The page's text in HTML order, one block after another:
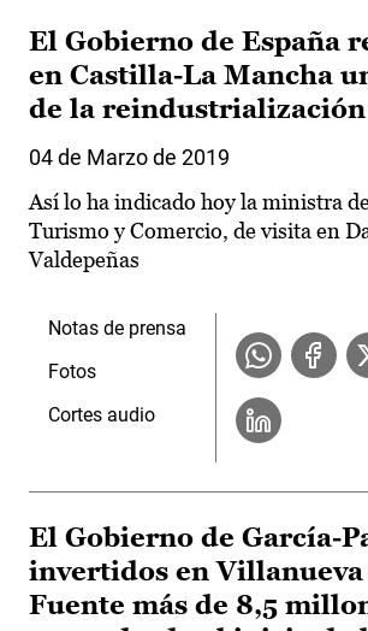
El Gobierno de España
en Castilla-La Mancha
de la
04 de Marzo de 2019
Así lo ha indicado hoy la ministra
Turismo y Comercio, de visita en
Valdepeñas
Notas de prensa
Fotos
Cortes audio
El Gobierno de García-
invertidos en Villanueva
Fuente más de 8,5